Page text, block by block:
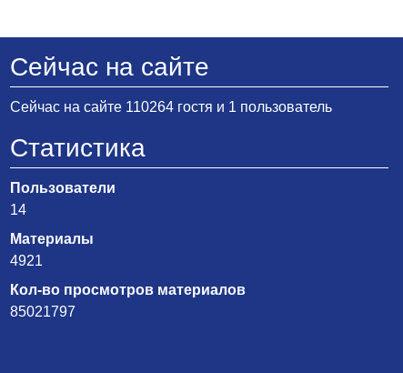
Сейчас на сайте
Сейчас на сайте 110264 гостя и 1 пользователь
Статистика
Пользователи
14
Материалы
4921
Кол-во просмотров материалов
85021797